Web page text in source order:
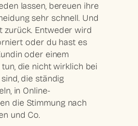
lassen, bereuen ihre
sehr schnell. Und
zurück. Entweder wird
oder du hast es
oder einem
tun, die nicht wirklich bei
die ständig
in Online-
die Stimmung nach
und Co.